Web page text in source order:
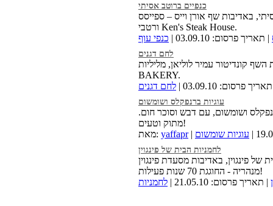
כנפיים ברוטב אסיתי
באדיבות שף אורן וייס – ספייסס
ורטבי Ken's Steak House.
| תאריך פרסום: 03.09.10 | כנפי עוף
לחם דגנים
קונדיטור עמיר לוליאן, מליליות
BAKERY.
פרסום: 03.09.10 |
לחם דגנים
עוגיות ברנפקלס ושומשום
ושומשום, עם דבש וסוכר חום.
מתוק וטעים!
מאת: yaffapr עוגיות שומשום
לחמניות הבית של פינגוין
של פינגוין, באדיבות מסעדת פינגוין
מנהריה - החוגגת 70 שנות פעילות!
| תאריך פרסום: 21.05.10 | לחמניות